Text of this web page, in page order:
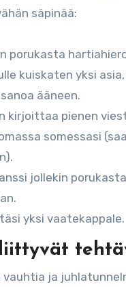
säpinää:
porukasta
kuiskaten yksi
ääneen.
kirjoittaa pienen
somessasi
jollekin
yksi vaatekappale.
ja